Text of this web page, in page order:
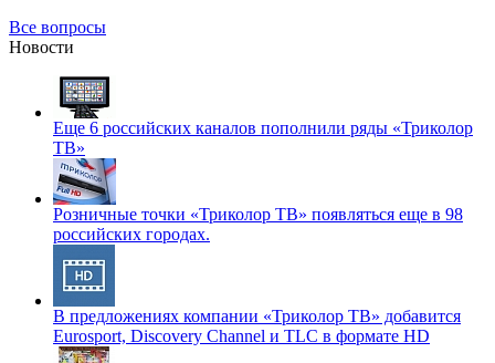
Все вопросы
Новости
Еще 6 российских каналов пополнили ряды «Триколор
ТВ»
Розничные точки «Триколор ТВ» появляться еще в 98
российских городах.
В предложениях компании «Триколор ТВ» добавится
Eurosport, Discovery Channel и TLC в формате HD